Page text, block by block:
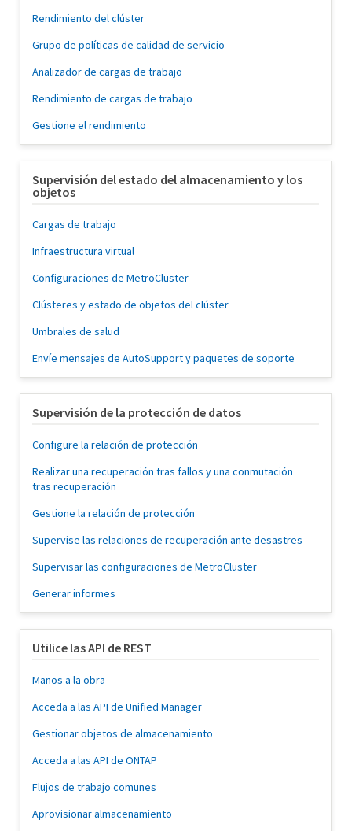
Rendimiento del clúster
Grupo de políticas de calidad de servicio
Analizador de cargas de trabajo
Rendimiento de cargas de trabajo
Gestione el rendimiento
Supervisión del estado del almacenamiento y los
objetos
Cargas de trabajo
Infraestructura virtual
Configuraciones de MetroCluster
Clústeres y estado de objetos del clúster
Umbrales de salud
Envíe mensajes de AutoSupport y paquetes de soporte
Supervisión de la protección de datos
Configure la relación de protección
Realizar una recuperación tras fallos y una conmutación
tras recuperación
Gestione la relación de protección
Supervise las relaciones de recuperación ante desastres
Supervisar las configuraciones de MetroCluster
Generar informes
Utilice las API de REST
Manos a la obra
Acceda a las API de Unified Manager
Gestionar objetos de almacenamiento
Acceda a las API de ONTAP
Flujos de trabajo comunes
Aprovisionar almacenamiento